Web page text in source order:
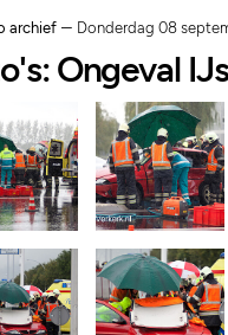
archief– Donderdag 08
Ongeval